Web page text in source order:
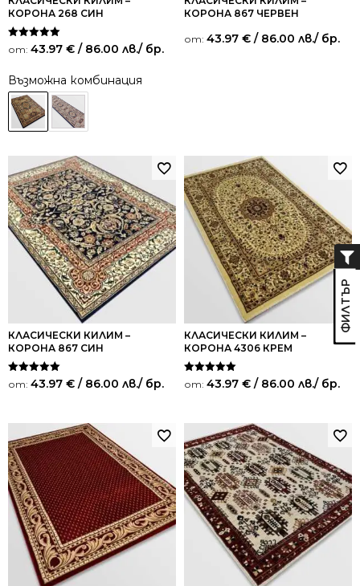
КОРОНА 268 СИН
Оценено на
5.00
от: 43.97 € / 86.00 лв./ бр.
Възможна комбинация
КОРОНА 867 ЧЕРВЕН
от: 43.97 € / 86.00 лв./ бр.
КЛАСИЧЕСКИ КИЛИМ –
КОРОНА 867 СИН
Оценено на
5.00
от: 43.97 € / 86.00 лв./ бр.
КЛАСИЧЕСКИ КИЛИМ –
КОРОНА 4306 КРЕМ
Оценено на
5.00
от: 43.97 € / 86.00 лв./ бр.